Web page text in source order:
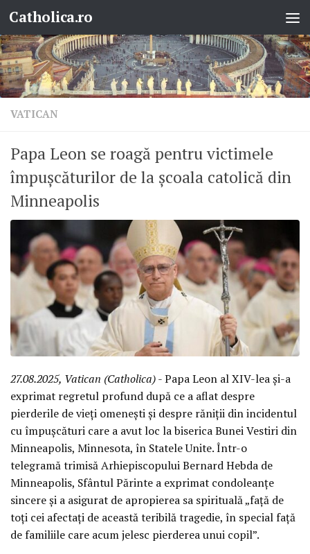
Skip to content
Catholica.ro
VATICAN
Papa Leon se roagă pentru victimele
împușcăturilor de la școala catolică din
Minneapolis
27.08.2025, Vatican (Catholica)- Papa Leon al XIV-lea și-a
exprimat regretul profund după ce a aflat despre
pierderile de vieți omenești și despre răniții din incidentul
cu împușcături care a avut loc la biserica Bunei Vestiri din
Minneapolis, Minnesota, în Statele Unite. Într-o
telegramă trimisă Arhiepiscopului Bernard Hebda de
Minneapolis, Sfântul Părinte a exprimat condoleanțe
sincere și a asigurat de apropierea sa spirituală „față de
toți cei afectați de această teribilă tragedie, în special față
de familiile care acum jelesc pierderea unui copil”.